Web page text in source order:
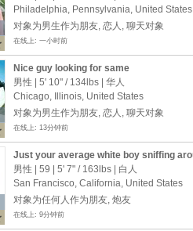
Philadelphia, Pennsylvania, United States
对象为男生作为朋友, 恋人, 聊天对象
在线上: 一小时前
Nice guy looking for same
男性 | 5' 10" / 134lbs | 华人
Chicago, Illinois, United States
对象为男生作为朋友, 恋人, 聊天对象
在线上: 13分钟前
Just your average white boy sniffing
男性 | 59 | 5' 7" / 163lbs | 白人
San Francisco, California, United States
对象为任何人作为朋友, 炮友
在线上: 9分钟前